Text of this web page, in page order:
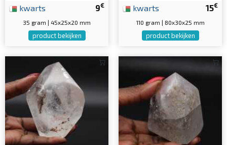
9€
kwarts
35 gram | 45x25x20 mm
product bekijken
15€
kwarts
110 gram | 80x30x25 mm
product bekijken